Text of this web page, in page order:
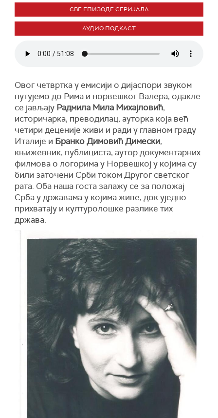
СВЕ ЕПИЗОДЕ СЕРИЈАЛА
АУДИО ПОДКАСТ
Овог четвртка у емисији о дијаспори звуком
путујемо до Рима и норвешког Валера, одакле
се јављају Радмила Мила Михајловић,
историчарка, преводилац, ауторка која већ
четири деценије живи и ради у главном граду
Италије и Бранко Димовић Димески,
књижевник, публициста, аутор документарних
филмова о логорима у Норвешкој у којима су
били заточени Срби током Другог светског
рата. Оба наша госта залажу се за положај
Срба у државама у којима живе, док уједно
прихватају и културолошке разлике тих
држава.